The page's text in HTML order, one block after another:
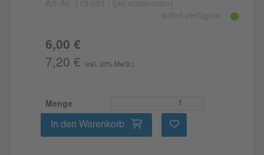
Art.-Nr. 113-051 EAN 4032651003013
sofort verfügbar
6,00 €
7,20 €
(inkl. 20% MwSt.)
Menge
In den Warenkorb